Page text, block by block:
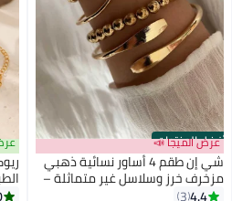
أفضل المنتجات
عرض الميجا 📣
شي إن طقم 4 أساور نسائية ذهبي
مزخرف خرز وسلاسل غير متماثلة –
إكسسوار عصري للحفلات
4.4